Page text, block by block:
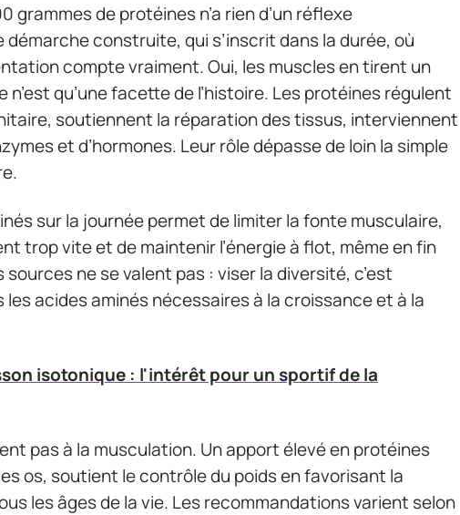
grammes de protéines n’a rien d’un réflexe
démarche construite, qui s’inscrit dans la durée, où
compte vraiment. Oui, les muscles en tirent un
qu’une facette de l’histoire. Les protéines régulent
soutiennent la réparation des tissus, interviennent
et d’hormones. Leur rôle dépasse de loin la simple
sur la journée permet de limiter la fonte musculaire,
trop vite et de maintenir l’énergie à flot, même en fin
sources ne se valent pas : viser la diversité, c’est
les acides aminés nécessaires à la croissance et à la
isotonique : l'intérêt pour un sportif de la
pas à la musculation. Un apport élevé en protéines
os, soutient le contrôle du poids en favorisant la
les âges de la vie. Les recommandations varient selon